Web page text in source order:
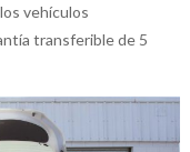
vehículos
transferible de 5